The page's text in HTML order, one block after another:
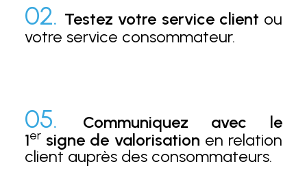
02. Testez votre service client ou
votre service consommateur.
05.
Communiquez avec le
1er signe de valorisation en relation
client auprès des consommateurs.